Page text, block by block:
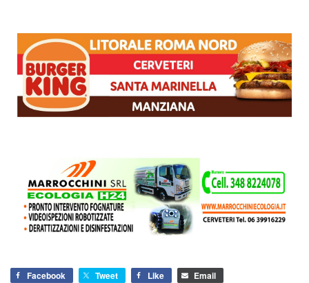
Facebook Tweet Like Email